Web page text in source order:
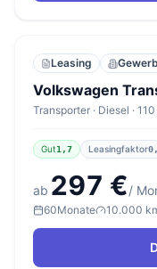
Leasing
Volkswagen
Transporter · Diesel ·
Gut1,7 Leasingfaktor
ab 297 €/
60Monate 10.000